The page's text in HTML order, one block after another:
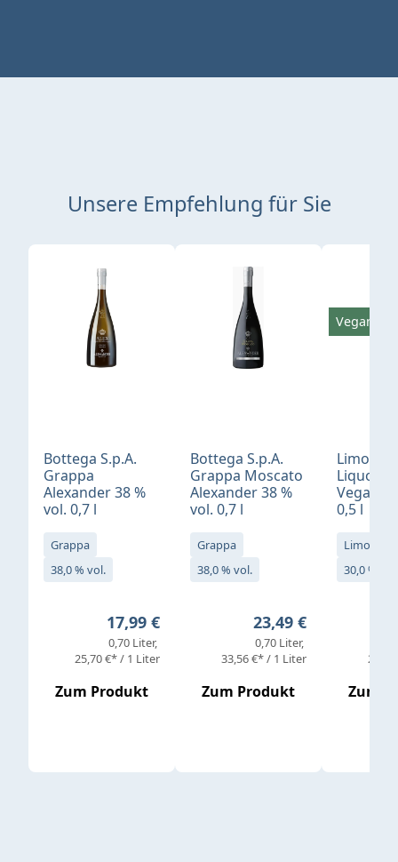
Unsere Empfehlung für Sie
Produktgalerie überspringen
Bottega S.p.A.
Grappa
Alexander 38 %
vol. 0,7 l
Grappa
38,0 % vol.
Regulärer Preis:
17,99 €
0,70 Liter
25,70 €* / 1 Liter
Zum Produkt
Bottega S.p.A.
Grappa Moscato
Alexander 38 %
vol. 0,7 l
Grappa
38,0 % vol.
Regulärer Preis:
23,49 €
0,70 Liter
33,56 €* / 1 Liter
Zum Produkt
Liquore
Vegan
0,5 l
30,0 % vol.
Zum
Vegan